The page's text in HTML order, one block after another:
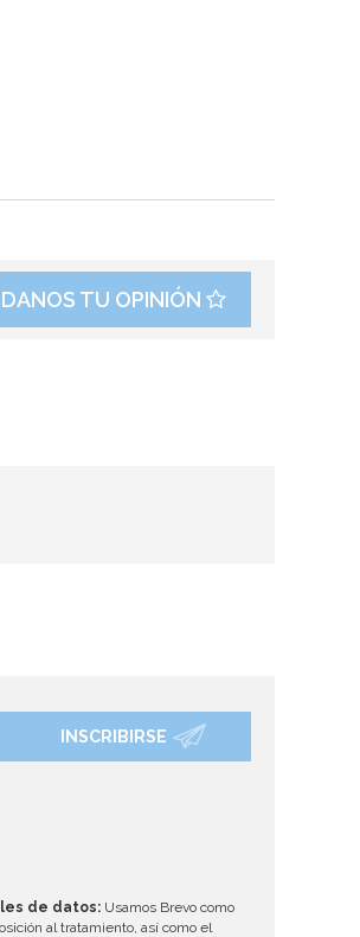
DANOS TU OPINIÓN
INSCRIBIRSE
de datos: Usamos Brevo como
al tratamiento, así como el